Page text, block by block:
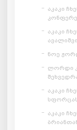
აკაკი
აკაკი
ნოე
ლორდი
აკაკი
აკაკი